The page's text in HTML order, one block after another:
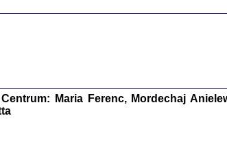
Maria Ferenc, Mordechaj